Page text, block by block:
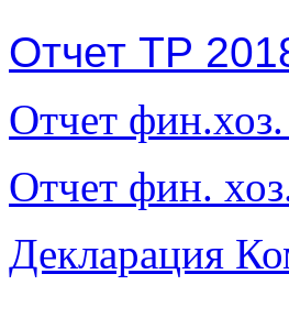
Отчет ТР
Отчет
Отчет фин.
Декларация